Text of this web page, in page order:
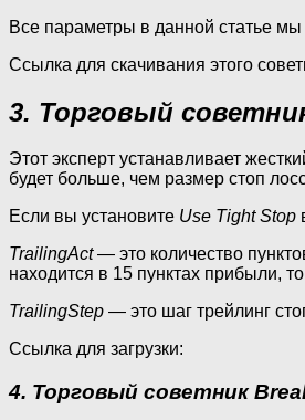
Все параметры в данной статье мы
Ссылка для скачивания этого
3. Торговый
Этот эксперт устанавливает
будет больше, чем размер стоп
Если вы установите Use Tight Stop
TrailingAct— это количество
находится в 15 пунктах прибыли,
TrailingStep — это шаг трейлинг
Ссылка для загрузки:
4. Торговый советник